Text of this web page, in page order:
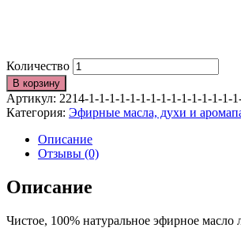
Количество
В корзину
Артикул: 2214-1-1-1-1-1-1-1-1-1-1-1-1-1-1-
Категория: Эфирные масла, духи и
Описание
Отзывы (0)
Описание
Чистое, 100% натуральное эфирное масло